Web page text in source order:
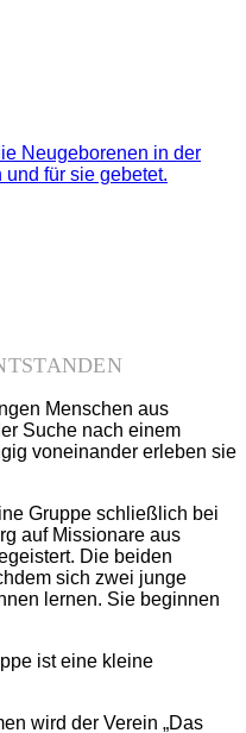
Neugeborenen in der
für sie gebetet.
Menschen aus
Suche nach einem
voneinander erleben sie
Gruppe schließlich bei
auf Missionare aus
Die beiden
sich zwei junge
lernen. Sie beginnen
ist eine kleine
wird der Verein „Das